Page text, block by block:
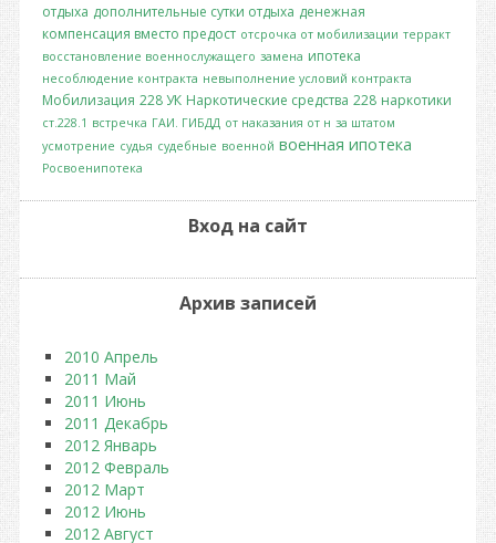
отдыха дополнительные сутки отдыха денежная
компенсация вместо предост отсрочка от мобилизации терракт
восстановление военнослужащего замена ипотека
несоблюдение контракта невыполнение условий контракта
Мобилизация 228 УК Наркотические средства 228 наркотики
ст.228.1 встречка ГАИ. ГИБДД от наказания от н за штатом
усмотрение судья судебные военной военная ипотека
Росвоенипотека
Вход на сайт
Архив записей
2010 Апрель
2011 Май
2011 Июнь
2011 Декабрь
2012 Январь
2012 Февраль
2012 Март
2012 Июнь
2012 Август